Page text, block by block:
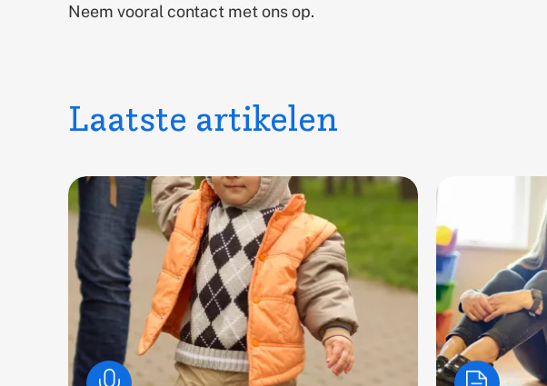
Neem vooral contact met ons op.
Laatste artikelen